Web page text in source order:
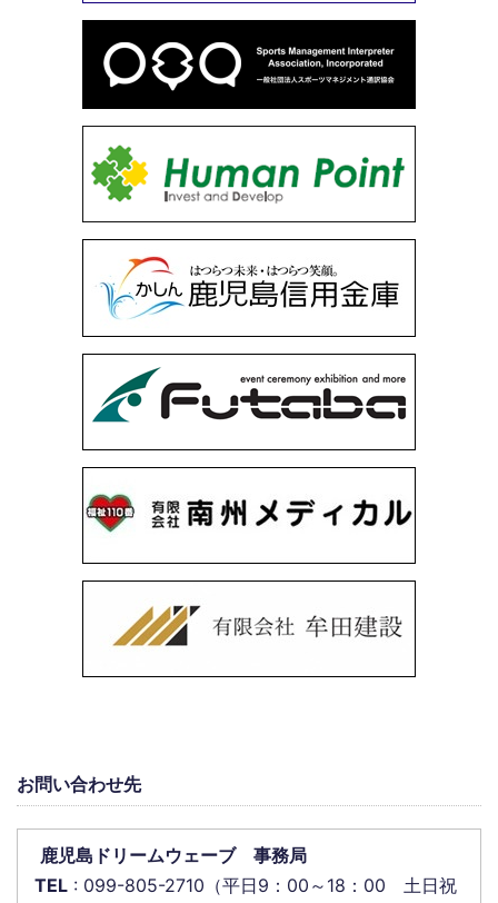
お問い合わせ先
鹿児島ドリームウェーブ 事務局
TEL : 099-805-2710（平日9：00～18：00 土日祝